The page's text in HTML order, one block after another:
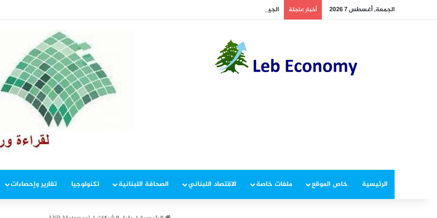
الجمعة, أغسطس 7 2026 أخبار عاجلة الجيش يوقف مطلوبين في إطار ملاحقة المخلين بالأمن
الرئيسية خاص الموقع ملفات خاصة الاقتصاد اللبناني الصحافة اللبنانية تكنولوجيا تقارير وإحصاءات